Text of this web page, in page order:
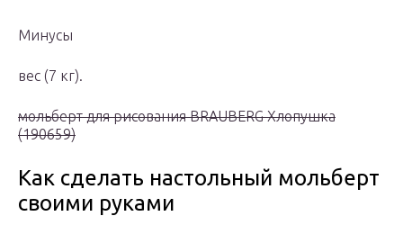
Минусы
вес (7 кг).
мольберт для рисования BRAUBERG Хлопушка
(190659)
Как сделать настольный мольберт
своими руками